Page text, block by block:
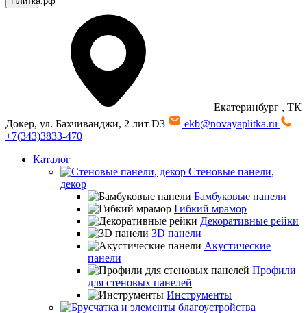
Екатеринбург , ТК
Докер, ул. Бахчиванджи, 2 лит D3
ekb@novayaplitka.ru
+7(343)3833-470
Каталог
Стеновые панели,
декор
Бамбуковые панели
Гибкий мрамор
Декоративные рейки
3D панели
Акустические
панели
Профили
для стеновых панелей
Инструменты